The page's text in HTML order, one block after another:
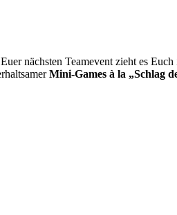
nächsten Teamevent zieht es Euch
Mini-Games à la „Schlag